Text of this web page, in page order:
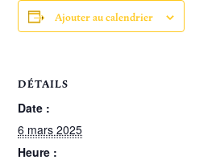
Ajouter au calendrier
DÉTAILS
Date :
6 mars 2025
Heure :